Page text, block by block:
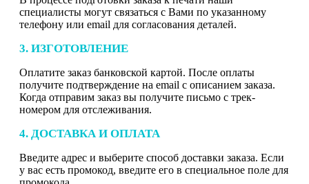
специалисты могут связаться с Вами по указанному
телефону или email для согласования деталей.
3. ИЗГОТОВЛЕНИЕ
Оплатите заказ банковской картой. После оплаты
получите подтверждение на email с описанием заказа.
Когда отправим заказ вы получите письмо с трек-
номером для отслеживания.
4. ДОСТАВКА И ОПЛАТА
Введите адрес и выберите способ доставки заказа. Если
у вас есть промокод, введите его в специальное поле для